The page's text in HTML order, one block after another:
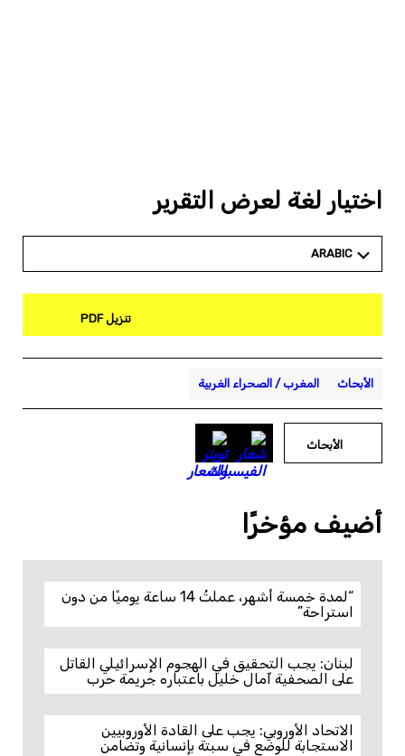
اختيار لغة لعرض التقرير
ARABIC
تنزيل PDF
الأبحاث المغرب / الصحراء الغربية
الأبحاث
أضيف مؤخرًا
“لمدة خمسة أشهر، عملتُ 14 ساعة يوميًا من دون
استراحة”
لبنان: يجب التحقيق في الهجوم الإسرائيلي القاتل
على الصحفية آمال خليل باعتباره جريمة حرب
الاتحاد الأوروبي: يجب على القادة الأوروبيين
الاستجابة للوضع في سبتة بإنسانية وتضامن